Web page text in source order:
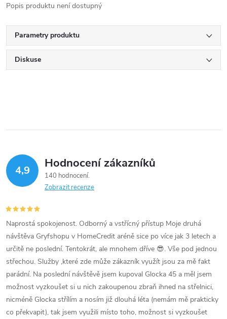
Popis produktu není dostupný
Parametry produktu
Diskuse
4,9 Hodnocení zákazníků
140 hodnocení
Zobrazit recenze
Naprostá spokojenost. Odborný a vstřícný přístup Moje druhá
návštěva Gryfshopu v HomeCredit aréně sice po více jak 3 letech a
určitě ne poslední. Tentokrát, ale mnohem dříve 😎. Vše pod jednou
střechou. Služby ,které zde může zákazník využít jsou za mě fakt
parádní. Na poslední návštěvě jsem kupoval Glocka 45 a měl jsem
možnost vyzkoušet si u nich zakoupenou zbraň ihned na střelnici,
nicméně Glocka střílím a nosím již dlouhá léta (nemám mě prakticky
co překvapit), tak jsem využili místo toho, možnost si vyzkoušet